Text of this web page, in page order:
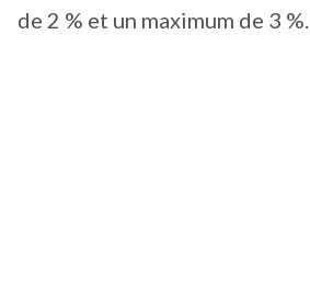
de 2 % et un maximum de 3 %.